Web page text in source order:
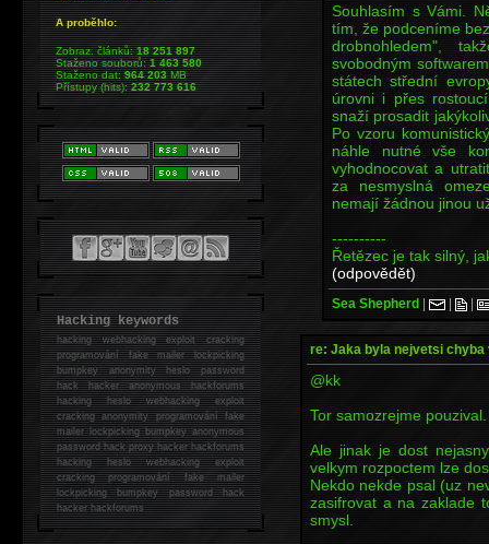
Souhlasím s Vámi.
tím, že podceníme
drobnohledem",
svobodným
státech střední
úrovni i přes
snaží prosadit
Po vzoru
náhle nutné vše
vyhodnocovat a
za nesmyslná
nemají žádnou jinou
----------
Řetězec je tak silný,
(odpovědět)
Sea Shepherd | | |
re: Jaka byla nejvetsi chyba
@kk
Tor samozrejme pouzival.
Ale jinak je dost
velkym rozpoctem lze
Nekdo nekde psal (uz
zasifrovat a na zaklade
smysl.
A proběhlo:
Zobraz. článků:18 251 897
Staženo souborů:1 463 580
Staženo dat:964 203MB
Přístupy (hits):232 773 616
Hacking keywords
hackingwebhacking exploit cracking
programování fake mailer lockpicking
bumpkey anonymity heslo password
hackhacker anonymous hackforums
hackingheslo webhacking exploit
cracking anonymity programování fake
mailer lockpicking bumpkey anonymous
password hack proxy hacker hackforums
hacking heslo webhacking exploit
cracking programování fake mailer
lockpicking bumpkey password hack
hackerhackforums